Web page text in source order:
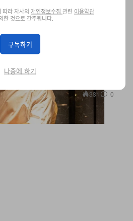
, Torikaze Hong Kong에서
시 진행
특별 야키토리 오마카세 코스를 선보
381 0
따라 자사의 개인정보수집 관련 이용약관
한 것으로 간주됩니다.
구독하기
나중에 하기